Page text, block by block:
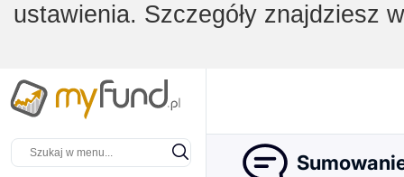
ustawienia. Szczegóły znajdziesz